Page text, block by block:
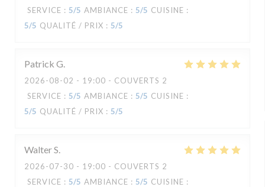
SERVICE : 5/5 AMBIANCE : 5/5 CUISINE :
5/5 QUALITÉ / PRIX : 5/5
Patrick G
2026-08-02 - 19:00 - COUVERTS 2
SERVICE : 5/5 AMBIANCE : 5/5 CUISINE :
5/5 QUALITÉ / PRIX : 5/5
WalterS
2026-07-30 - 19:00 - COUVERTS 2
SERVICE : 5/5 AMBIANCE : 5/5 CUISINE :